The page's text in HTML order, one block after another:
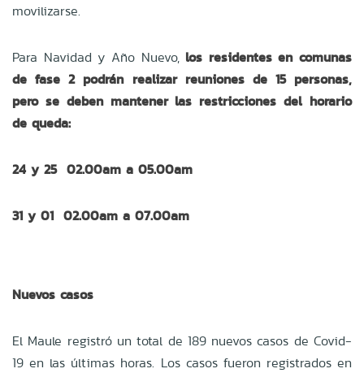
movilizarse.
Para Navidad y Año Nuevo, los residentes en comunas
de fase 2 podrán realizar reuniones de 15 personas,
pero se deben mantener las restricciones del horario
de queda:
24 y 25 02.00am a 05.00am
31 y 01 02.00am a 07.00am
Nuevos casos
El Maule registró un total de 189 nuevos casos de Covid-
19 en las últimas horas. Los casos fueron registrados en